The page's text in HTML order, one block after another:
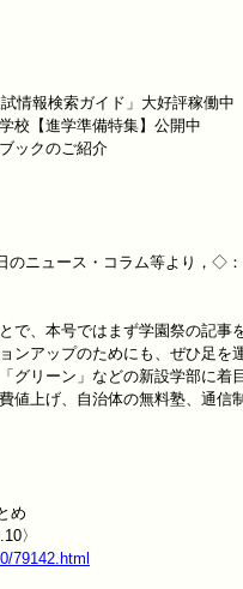
情報検索ガイド」大好評稼働中
校【進学準備特集】公開中
ックのご紹介
のニュース・コラム等より，◇
で、本号ではまず学園祭の記事
ンアップのためにも、ぜひ足を
グリーン」などの新設学部に着
値上げ、自治体の無料塾、通
め
79142.html